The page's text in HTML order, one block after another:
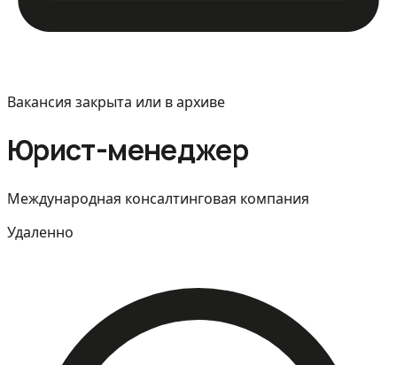
Вакансия закрыта или в архиве
Юрист-менеджер
Международная консалтинговая компания
Удаленно